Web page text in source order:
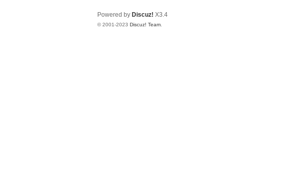
Powered by Discuz! X3.4
© 2001-2023 Discuz! Team